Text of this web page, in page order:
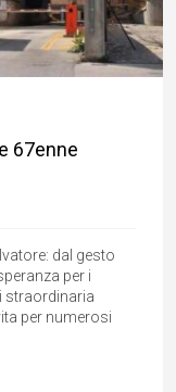
67enne
dal gesto
per i
straordinaria
per numerosi